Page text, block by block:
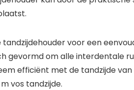
voor een
gevormd om alle interdentale
efficiënt met de tandzijde van
vos tandzijde.